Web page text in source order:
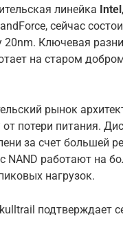
линейка Intel
сейчас
20nm. Ключевая
на старом
рынок
потери питания.
за счет большей
работают на
нагрузок.
подтверждает